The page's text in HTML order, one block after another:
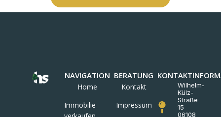
NAVIGATION
Home
Immobilie
BERATUNG
Kontakt
Impressum
Wilhelm-
Külz-
Straße
15
06108